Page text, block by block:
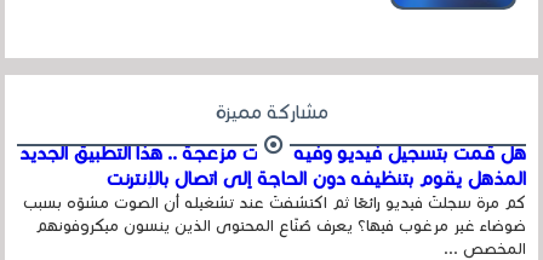
مشاركة مميزة
هل قمت بتسجيل فيديو وفيه أصوت مزعجة .. هذا التطبيق الجديد
المذهل يقوم بتنظيفه دون الحاجة إلى اتصال بالإنترنت
كم مرة سجلتَ فيديو رائعًا ثم اكتشفتَ عند تشغيله أن الصوت مشوّه بسبب
ضوضاء غير مرغوب فيها؟ يعرف صُنّاع المحتوى الذين ينسون ميكروفونهم
المخصص ...